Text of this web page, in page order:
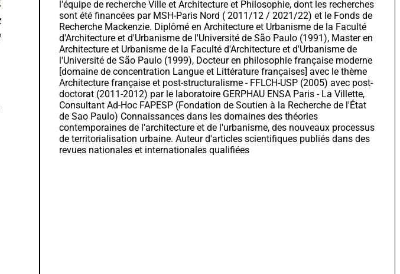
l'équipe de recherche Ville et Architecture et Philosophie, dont les recherches
sont été financées par MSH-Paris Nord ( 2011/12 / 2021/22) et le Fonds de
Recherche Mackenzie. Diplômé en Architecture et Urbanisme de la Faculté
d'Architecture et d'Urbanisme de l'Université de São Paulo (1991), Master en
Architecture et Urbanisme de la Faculté d'Architecture et d'Urbanisme de
l'Université de São Paulo (1999), Docteur en philosophie française moderne
[domaine de concentration Langue et Littérature françaises] avec le thème
Architecture française et post-structuralisme - FFLCH-USP (2005) avec post-
doctorat (2011-2012) par le laboratoire GERPHAU ENSA Paris - La Villette,
Consultant Ad-Hoc FAPESP (Fondation de Soutien à la Recherche de l'État
de Sao Paulo) Connaissances dans les domaines des théories
contemporaines de l'architecture et de l'urbanisme, des nouveaux processus
de territorialisation urbaine. Auteur d'articles scientifiques publiés dans des
revues nationales et internationales qualifiées